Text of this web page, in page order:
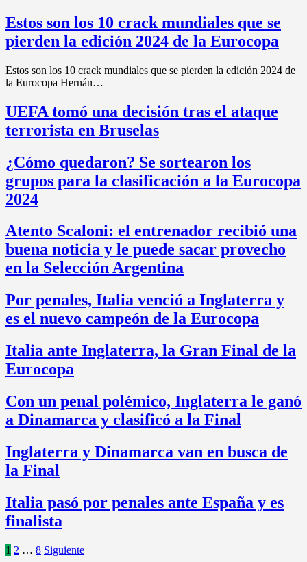
Estos son los 10 crack mundiales que se
pierden la edición 2024 de la Eurocopa
Estos son los 10 crack mundiales que se pierden la edición 2024 de
la Eurocopa Hernán…
UEFA tomó una decisión tras el ataque
terrorista en Bruselas
¿Cómo quedaron? Se sortearon los
grupos para la clasificación a la Eurocopa
2024
Atento Scaloni: el entrenador recibió una
buena noticia y le puede sacar provecho
en la Selección Argentina
Por penales, Italia venció a Inglaterra y
es el nuevo campeón de la Eurocopa
Italia ante Inglaterra, la Gran Final de la
Eurocopa
Con un penal polémico, Inglaterra le ganó
a Dinamarca y clasificó a la Final
Inglaterra y Dinamarca van en busca de
la Final
Italia pasó por penales ante España y es
finalista
Paginación
1 2 … 8 Siguiente